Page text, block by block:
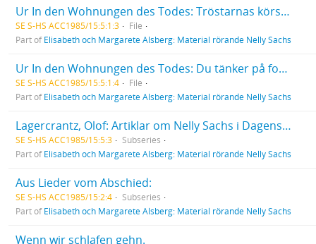
Ur In den Wohnungen des Todes: Tröstarnas körsång. / Chor der Tröster.
SE S-HS ACC1985/15:5:1:3
File
Part ofElisabeth och Margarete Alsberg: Material rörande Nelly Sachs
Ur In den Wohnungen des Todes: Du tänker på fotspåret som fylldes med död. / Du gedenkst der Fussspur, die sich mit Tod gefüllt.
SE S-HS ACC1985/15:5:1:4
File
Part ofElisabeth och Margarete Alsberg: Material rörande Nelly Sachs
Lagercrantz, Olof: Artiklar om Nelly Sachs i Dagens Nyheter. 6 st, augusti - september 1966.
SE S-HS ACC1985/15:5:3
Subseries
Part ofElisabeth och Margarete Alsberg: Material rörande Nelly Sachs
Aus Lieder vom Abschied:
SE S-HS ACC1985/15:2:4
Subseries
Part ofElisabeth och Margarete Alsberg: Material rörande Nelly Sachs
Wenn wir schlafen gehn.